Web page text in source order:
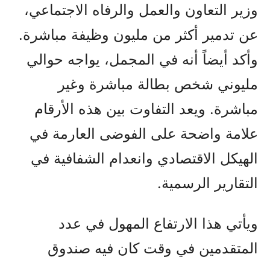
وزير التعاون والعمل والرفاه الاجتماعي،
عن تدمير أكثر من مليون وظيفة مباشرة.
وأكد أيضاً أنه في المجمل، يواجه حوالي
مليوني شخص بطالة مباشرة وغير
مباشرة. ويعد التفاوت بين هذه الأرقام
علامة واضحة على الفوضى العارمة في
الهيكل الاقتصادي وانعدام الشفافية في
التقارير الرسمية.
ويأتي هذا الارتفاع المهول في عدد
المتقدمين في وقت كان فيه صندوق